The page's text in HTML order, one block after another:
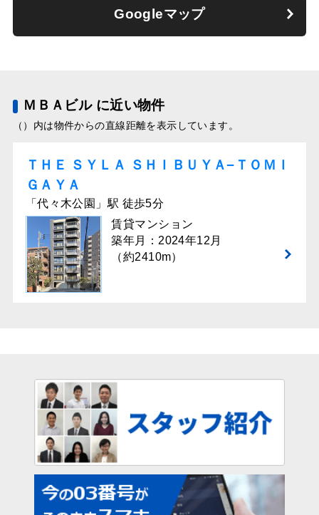
Googleマップ
ＭＢＡビル に近い物件
（）内は物件からの直線距離を表示しています。
ＴＨＥ ＳＹＬＡ ＳＨＩＢＵＹＡ−ＴＯＭＩ
ＧＡＹＡ
「代々木公園」駅 徒歩5分
賃貸マンション
築年月：2024年12月
（約2410m）